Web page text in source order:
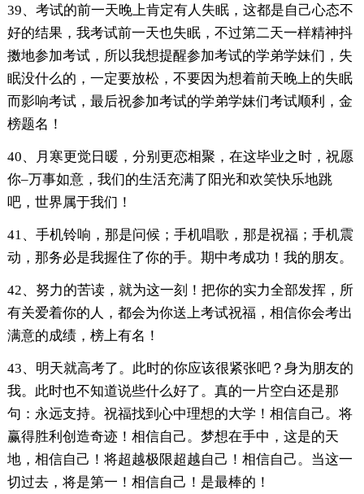
39、考试的前一天晚上肯定有人失眠，这都是自己心态不
好的结果，我考试前一天也失眠，不过第二天一样精神抖
擞地参加考试，所以我想提醒参加考试的学弟学妹们，失
眠没什么的，一定要放松，不要因为想着前天晚上的失眠
而影响考试，最后祝参加考试的学弟学妹们考试顺利，金
榜题名！
40、月寒更觉日暖，分别更恋相聚，在这毕业之时，祝愿
你–万事如意，我们的生活充满了阳光和欢笑快乐地跳
吧，世界属于我们！
41、手机铃响，那是问候；手机唱歌，那是祝福；手机震
动，那务必是我握住了你的手。期中考成功！我的朋友。
42、努力的苦读，就为这一刻！把你的实力全部发挥，所
有关爱着你的人，都会为你送上考试祝福，相信你会考出
满意的成绩，榜上有名！
43、明天就高考了。此时的你应该很紧张吧？身为朋友的
我。此时也不知道说些什么好了。真的一片空白还是那
句：永远支持。祝福找到心中理想的大学！相信自己。将
赢得胜利创造奇迹！相信自己。梦想在手中，这是的天
地，相信自己！将超越极限超越自己！相信自己。当这一
切过去，将是第一！相信自己！是最棒的！